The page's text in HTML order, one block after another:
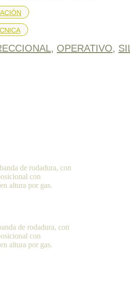
, OPERATIVO,
de rodadura, con
con
altura por gas.
de rodadura, con
con
altura por gas.